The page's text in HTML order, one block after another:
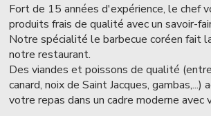
Fort de 15 années d'expérience, le chef
produits frais de qualité avec un savoir-
Notre spécialité le barbecue coréen fait
notre restaurant.
Des viandes et poissons de qualité
canard, noix de Saint Jacques, gambas,...)
votre repas dans un cadre moderne avec